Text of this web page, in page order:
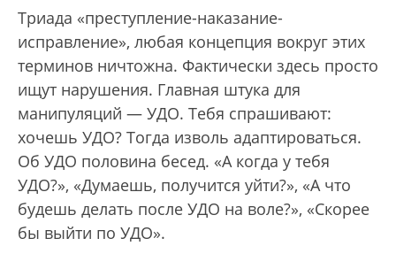
Триада «преступление-наказание-
исправление», любая концепция вокруг этих
терминов ничтожна. Фактически здесь просто
ищут нарушения. Главная штука для
манипуляций — УДО. Тебя спрашивают:
хочешь УДО? Тогда изволь адаптироваться.
Об УДО половина бесед. «А когда у тебя
УДО?», «Думаешь, получится уйти?», «А что
будешь делать после УДО на воле?», «Скорее
бы выйти по УДО».